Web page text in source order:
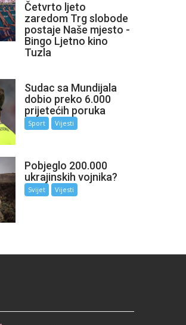
Četvrto ljeto
zaredom Trg slobode
postaje Naše mjesto -
Bingo Ljetno kino
Tuzla
Sudac sa Mundijala
dobio preko 6.000
prijetećih poruka
Sport Vijesti
Pobjeglo 200.000
ukrajinskih vojnika?
Svijet Vijesti